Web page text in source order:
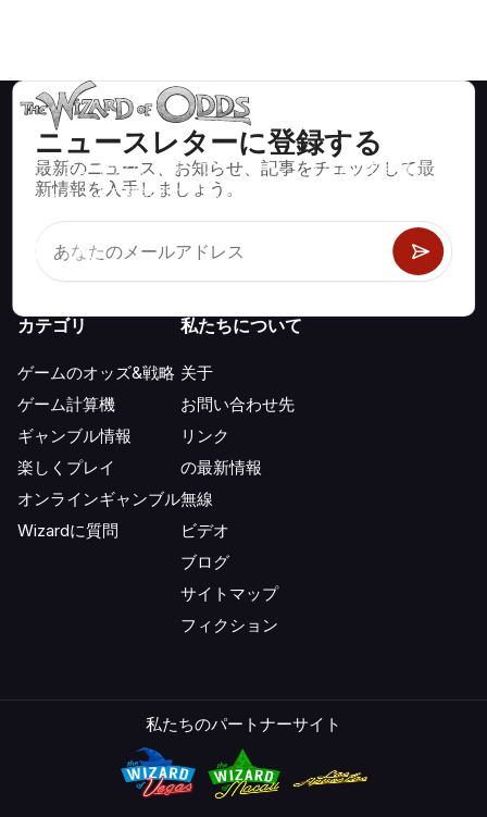
ニュースレターに登録する
最新のニュース、お知らせ、記事をチェックして最
新情報を入手しましょう。
ブラックジャック、クラップス、ルーレットなど、数百種類の
カジノゲームで数学的に正しい戦略と情報。
カテゴリ
ゲームのオッズ&戦略
ゲーム計算機
ギャンブル情報
楽しくプレイ
オンラインギャンブル
Wizardに質問
私たちについて
关于
お問い合わせ先
リンク
の最新情報
無線
ビデオ
ブログ
サイトマップ
フィクション
私たちのパートナーサイト